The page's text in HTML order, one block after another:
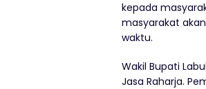
kepada
masyarakat
waktu.
Wakil Bupati
Jasa Raharja.